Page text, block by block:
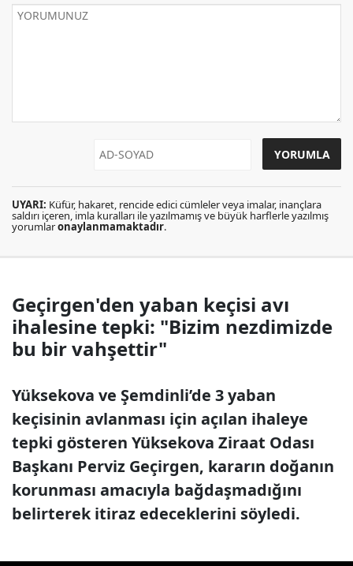
UYARI: Küfür, hakaret, rencide edici cümleler veya imalar, inançlara
saldırı içeren, imla kuralları ile yazılmamış ve büyük harflerle yazılmış
yorumlaronaylanmamaktadır.
Geçirgen'den yaban keçisi avı
ihalesine tepki: "Bizim nezdimizde
bu bir vahşettir"
Yüksekova ve Şemdinli’de 3 yaban
keçisinin avlanması için açılan ihaleye
tepki gösteren Yüksekova Ziraat Odası
Başkanı Perviz Geçirgen, kararın doğanın
korunması amacıyla bağdaşmadığını
belirterek itiraz edeceklerini söyledi.